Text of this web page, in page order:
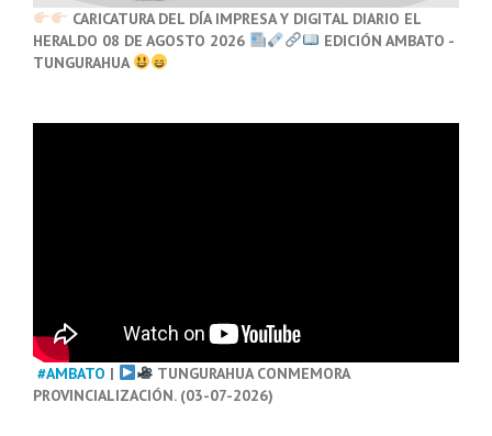
CARICATURA DEL DÍA IMPRESA Y DIGITAL DIARIO EL
HERALDO 08 DE AGOSTO 2026
EDICIÓN AMBATO -
TUNGURAHUA
#AMBATO |
TUNGURAHUA CONMEMORA
PROVINCIALIZACIÓN. (03-07-2026)